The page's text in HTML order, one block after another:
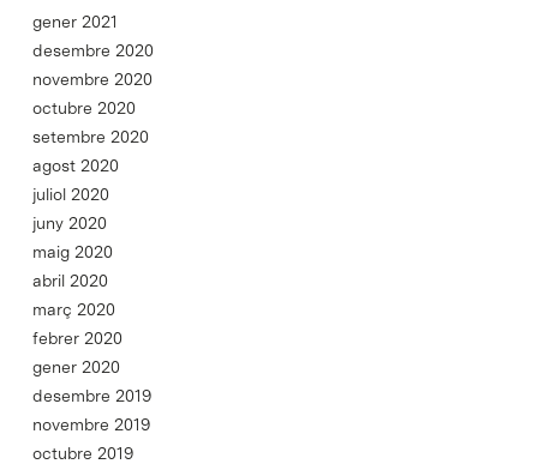
gener 2021
desembre 2020
novembre 2020
octubre 2020
setembre 2020
agost 2020
juliol 2020
juny 2020
maig 2020
abril 2020
març 2020
febrer 2020
gener 2020
desembre 2019
novembre 2019
octubre 2019